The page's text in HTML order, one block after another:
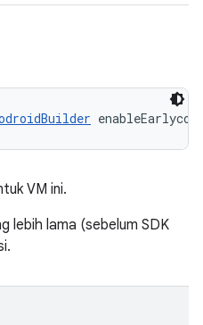
VM ini.
lebih lama (sebelum SDK